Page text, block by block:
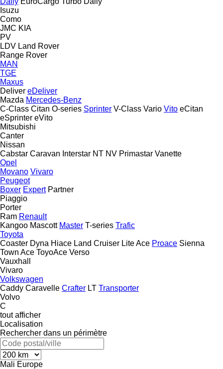
Isuzu
Como
JMC KIA
PV
LDV Land Rover
Range Rover
MAN
TGE
Maxus
Deliver eDeliver
Mazda Mercedes-Benz
C-Class Citan O-series Sprinter V-Class Vario Vito eCitan
eSprinter eVito
Mitsubishi
Canter
Nissan
Cabstar Caravan Interstar NT NV Primastar Vanette
Opel
Movano Vivaro
Peugeot
Boxer Expert Partner
Piaggio
Porter
Ram Renault
Kangoo Mascott Master T-series Trafic
Toyota
Coaster Dyna Hiace Land Cruiser Lite Ace Proace Sienna
Town Ace ToyoAce Verso
Vauxhall
Vivaro
Volkswagen
Caddy Caravelle Crafter LT Transporter
Volvo
C
tout afficher
Localisation
Rechercher dans un périmètre
Mali Europe